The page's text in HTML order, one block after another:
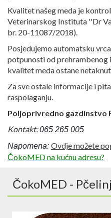
Kvalitet našeg meda je
Veterinarskog Instituta ''Dr
br. 20-11087/2018).
Posjedujemo automatsku
potpunosti od prehrambenog
kvalitet meda ostane
Za sve ostale informacije i
raspolaganju.
Poljoprivredno gazdinstvo
Kontakt:065 265 005
Napomena: Ovdje možete
ČokoMED na kućnu adresu?
ČokoMED -